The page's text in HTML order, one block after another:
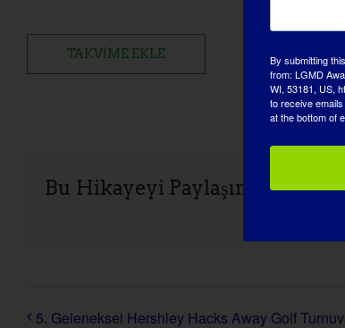
TAKVIME EKLE
Bu Hikayeyi Paylaşın,
5. Geleneksel Hershley Hacks Away Golf
By submitting
from: LGMD
WI, 53181, US,
to receive
at the bottom of